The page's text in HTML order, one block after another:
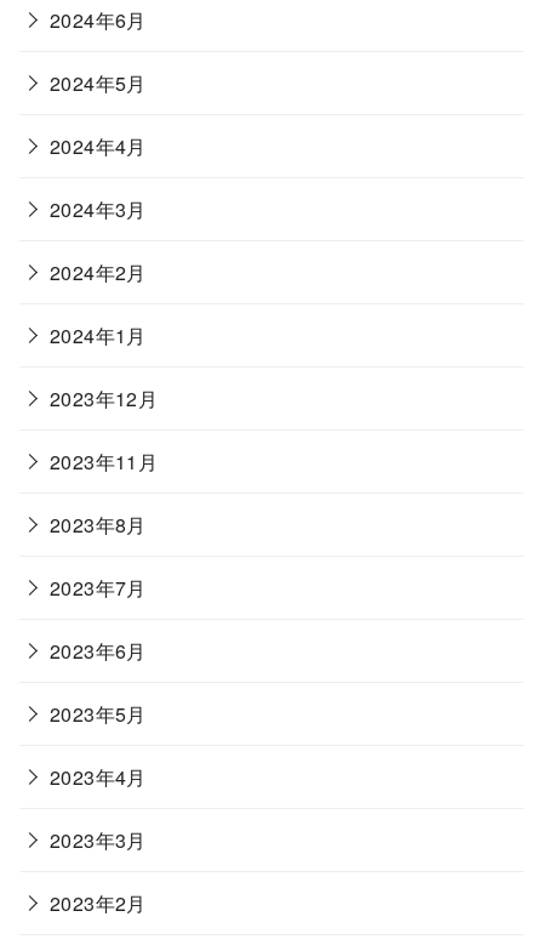
2024年6月
2024年5月
2024年4月
2024年3月
2024年2月
2024年1月
2023年12月
2023年11月
2023年8月
2023年7月
2023年6月
2023年5月
2023年4月
2023年3月
2023年2月